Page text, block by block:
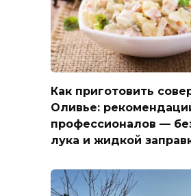
Как приготовить
Оливье:
профессионалов —
лука и жидкой